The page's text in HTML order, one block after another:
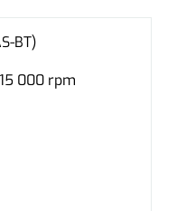
BT)
000 rpm